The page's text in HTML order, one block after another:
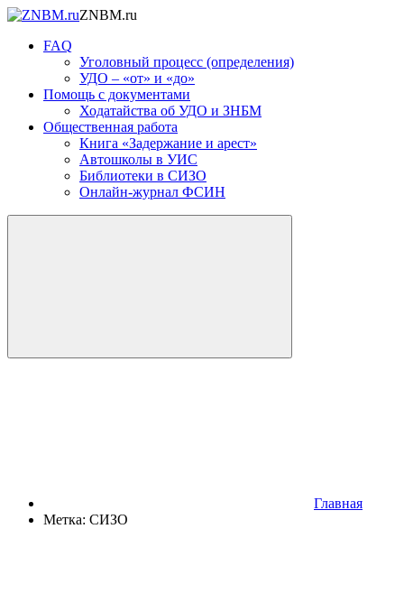
ZNBM.ru
FAQ
Уголовный процесс (определения)
УДО – «от» и «до»
Помощь с документами
Ходатайства об УДО и ЗНБМ
Общественная работа
Книга «Задержание и арест»
Автошколы в УИС
Библиотеки в СИЗО
Онлайн-журнал ФСИН
Главная
Метка: СИЗО